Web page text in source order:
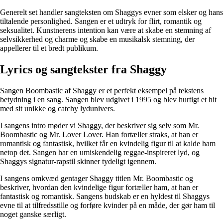
Generelt set handler sangteksten om Shaggys evner som elsker og hans
tiltalende personlighed. Sangen er et udtryk for flirt, romantik og
seksualitet. Kunstnerens intention kan være at skabe en stemning af
selvsikkerhed og charme og skabe en musikalsk stemning, der
appellerer til et bredt publikum.
Lyrics og sangtekster fra Shaggy
Sangen Boombastic af Shaggy er et perfekt eksempel på tekstens
betydning i en sang. Sangen blev udgivet i 1995 og blev hurtigt et hit
med sit unikke og catchy lydunivers.
I sangens intro møder vi Shaggy, der beskriver sig selv som Mr.
Boombastic og Mr. Lover Lover. Han fortæller straks, at han er
romantisk og fantastisk, hvilket får en kvindelig figur til at kalde ham
netop det. Sangen har en umiskendelig reggae-inspireret lyd, og
Shaggys signatur-rapstil skinner tydeligt igennem.
I sangens omkvæd gentager Shaggy titlen Mr. Boombastic og
beskriver, hvordan den kvindelige figur fortæller ham, at han er
fantastisk og romantisk. Sangens budskab er en hyldest til Shaggys
evne til at tilfredsstille og forføre kvinder på en måde, der gør ham til
noget ganske særligt.